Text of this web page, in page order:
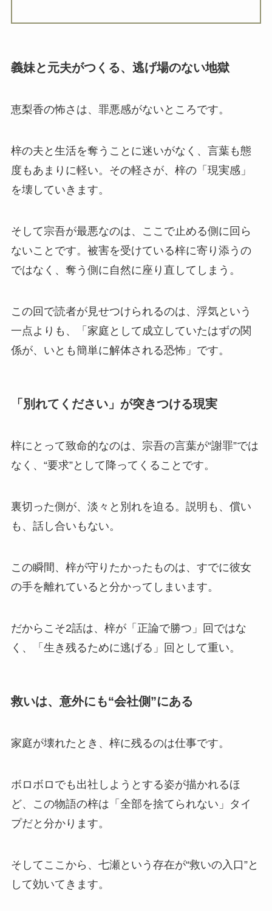
義妹と元夫がつくる、逃げ場のない地獄
恵梨香の怖さは、罪悪感がないところです。
梓の夫と生活を奪うことに迷いがなく、言葉も態
度もあまりに軽い。その軽さが、梓の「現実感」
を壊していきます。
そして宗吾が最悪なのは、ここで止める側に回ら
ないことです。被害を受けている梓に寄り添うの
ではなく、奪う側に自然に座り直してしまう。
この回で読者が見せつけられるのは、浮気という
一点よりも、「家庭として成立していたはずの関
係が、いとも簡単に解体される恐怖」です。
「別れてください」が突きつける現実
梓にとって致命的なのは、宗吾の言葉が“謝罪”では
なく、“要求”として降ってくることです。
裏切った側が、淡々と別れを迫る。説明も、償い
も、話し合いもない。
この瞬間、梓が守りたかったものは、すでに彼女
の手を離れていると分かってしまいます。
だからこそ2話は、梓が「正論で勝つ」回ではな
く、「生き残るために逃げる」回として重い。
救いは、意外にも“会社側”にある
家庭が壊れたとき、梓に残るのは仕事です。
ボロボロでも出社しようとする姿が描かれるほ
ど、この物語の梓は「全部を捨てられない」タイ
プだと分かります。
そしてここから、七瀬という存在が“救いの入口”と
して効いてきます。